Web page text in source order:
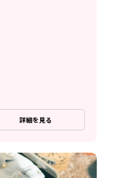
詳細を見る